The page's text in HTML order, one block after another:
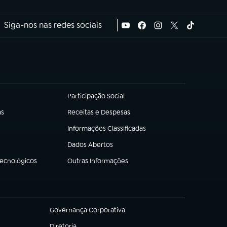
Siga-nos nas redes sociais
Participação Social
(abre em nova aba)
Receitas e Despesas
(abre em nova aba)
Informações Classificadas
(abre em nova aba)
Dados Abertos
(abre em nova aba)
Outras Informações
(abre em nova aba)
Governança Corporativa
(abre em nova aba)